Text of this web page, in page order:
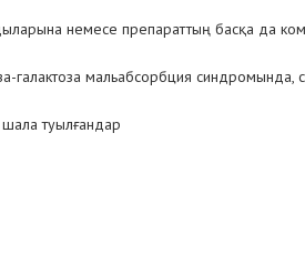
немесе препараттың басқа да
мальабсорбция синдромында,
шала туылғандар